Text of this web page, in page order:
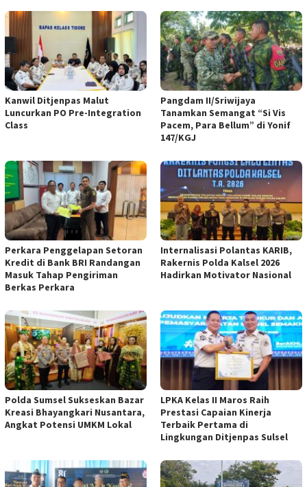
Kanwil Ditjenpas Malut
Luncurkan PO Pre-Integration
Class
Pangdam II/Sriwijaya
Tanamkan Semangat “Si Vis
Pacem, Para Bellum” di Yonif
147/KGJ
Perkara Penggelapan Setoran
Kredit di Bank BRI Randangan
Masuk Tahap Pengiriman
Berkas Perkara
Internalisasi Polantas KARIB,
Rakernis Polda Kalsel 2026
Hadirkan Motivator Nasional
Polda Sumsel Sukseskan Bazar
Kreasi Bhayangkari Nusantara,
Angkat Potensi UMKM Lokal
LPKA Kelas II Maros Raih
Prestasi Capaian Kinerja
Terbaik Pertama di
Lingkungan Ditjenpas Sulsel